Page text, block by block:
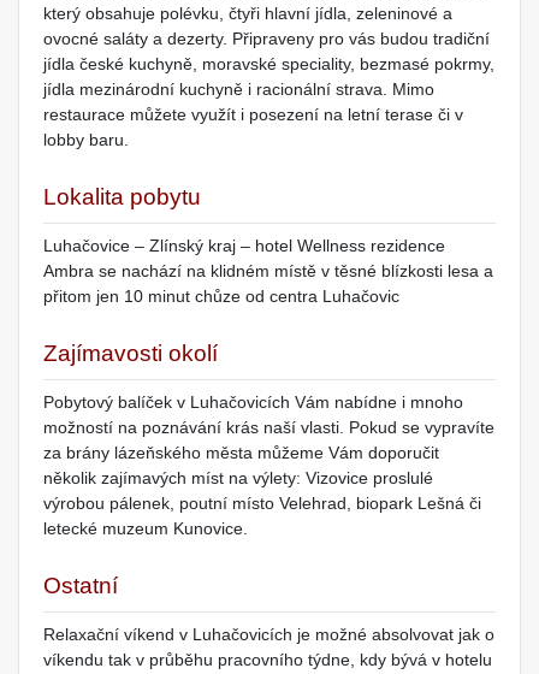
který obsahuje polévku, čtyři hlavní jídla, zeleninové a
ovocné saláty a dezerty. Připraveny pro vás budou tradiční
jídla české kuchyně, moravské speciality, bezmasé pokrmy,
jídla mezinárodní kuchyně i racionální strava. Mimo
restaurace můžete využít i posezení na letní terase či v
lobby baru.
Lokalita pobytu
Luhačovice – Zlínský kraj – hotel Wellness rezidence
Ambra se nachází na klidném místě v těsné blízkosti lesa a
přitom jen 10 minut chůze od centra Luhačovic
Zajímavosti okolí
Pobytový balíček v Luhačovicích Vám nabídne i mnoho
možností na poznávání krás naší vlasti. Pokud se vypravíte
za brány lázeňského města můžeme Vám doporučit
několik zajímavých míst na výlety: Vizovice proslulé
výrobou pálenek, poutní místo Velehrad, biopark Lešná či
letecké muzeum Kunovice.
Ostatní
Relaxační víkend v Luhačovicích je možné absolvovat jak o
víkendu tak v průběhu pracovního týdne, kdy bývá v hotelu